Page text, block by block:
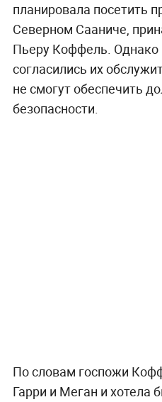
планировала посетить
Северном Сааниче,
Пьеру Коффель. Однако
согласились их
не смогут обеспечить
безопасности.
По словам госпожи
Гарри и Меган и хотела